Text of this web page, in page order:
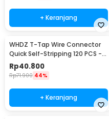
+ Keranjang
WHDZ T-Tap Wire Connector
Quick Self-Stripping 120 PCS -
SC7
Rp40.800
Rp71.900 44%
+ Keranjang